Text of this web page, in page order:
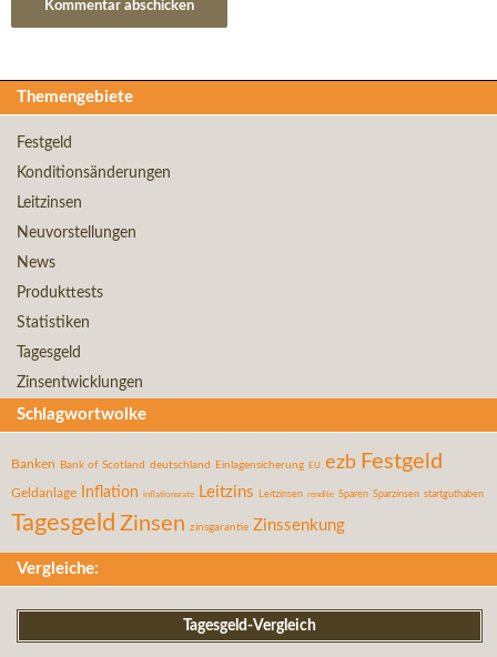
Themengebiete
Festgeld
Konditionsänderungen
Leitzinsen
Neuvorstellungen
News
Produkttests
Statistiken
Tagesgeld
Zinsentwicklungen
Schlagwortwolke
Banken Bank of Scotland deutschland Einlagensicherung EU ezb Festgeld
Geldanlage Inflation inflationsrate Leitzins Leitzinsen rendite Sparen Sparzinsen startguthaben
Tagesgeld Zinsen zinsgarantie Zinssenkung
Vergleiche:
Tagesgeld-Vergleich